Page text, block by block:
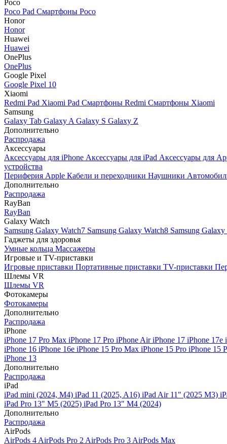
Poco
Poco Pad Смартфоны Poco
Honor
Honor
Huawei
Huawei
OnePlus
OnePlus
Google Pixel
Google Pixel 10
Xiaomi
Redmi Pad Xiaomi Pad Смартфоны Redmi Смартфоны Xiaomi
Samsung
Galaxy Tab Galaxy A Galaxy S Galaxy Z
Дополнительно
Распродажа
Аксессуары
Аксессуары для iPhone Аксессуары для iPad Аксессуары для
устройства
Периферия Apple Кабели и переходники Наушники
Дополнительно
Распродажа
RayBan
RayBan
Galaxy Watch
Samsung Galaxy Watch7 Samsung Galaxy Watch8 Samsung
Гаджеты для здоровья
Умные кольца Массажеры
Игровые и TV-приставки
Игровые приставки Портативные приставки TV-приставки
Шлемы VR
Шлемы VR
Фотокамеры
Фотокамеры
Дополнительно
Распродажа
iPhone
iPhone 17 Pro Max iPhone 17 Pro iPhone AiriPhone 17 iPhone 17e
iPhone 16 iPhone 16e iPhone 15 Pro Max iPhone 15 Pro iPhone 15
iPhone 13
Дополнительно
Распродажа
iPad
iPad mini (2024, M4) iPad 11 (2025, A16) iPad Air 11" (2025 M3)
iPad Pro 13" M5 (2025) iPad Pro 13" M4 (2024)
Дополнительно
Распродажа
AirPods
AirPods 4 AirPods Pro 2 AirPods Pro 3 AirPods Max